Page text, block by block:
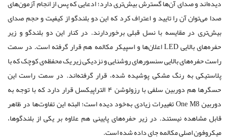
دیده‌اند و صدای آن‌ها گسترش بیش‌تری دارد؛ ادعایی که پس از انجام آزمون‌های
صدا می‌توان آن را تایید و اعتراف کرد که این دو بلندگو از کیفیت و حجم صدای
بیش‌تری در مقایسه با نسل قبلی‌ برخوردارند. در کنار این دو بلندگو و زیر
حفره‌های بالایی LED اعلان‌ها و اسپیکر مکالمه هم قرار گرفته‌ است. در سمت
راست حفره‌های بالایی سنسورهای روشنایی و نزدیکی زیر یک محفظه‌ی کوچک که با
پلاستیکی به رنگ مشکی پوشیده شده، قرار گرفته‌اند. در سمت راست این
حسگر‌ها هم دوربین سلفی با رزولوشن ۴ التراپیکسل قرار دارد که با توجه به
دوربین One M8 تغییرات زیادی ‌به‌خود دیده است؛ البته این تفاوت‌ها در ظاهر
قابل مشاهده نیستند. در زیر حفره‌های پایینی هم علاوه بر یکی از بلندگوها،
میکروفون اصلی مکالمه جای داده شده است.